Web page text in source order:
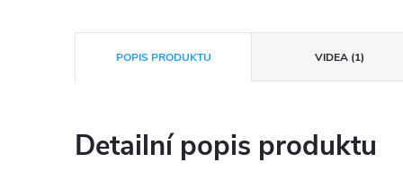
POPIS PRODUKTU VIDEA (1)
Detailní popis produktu